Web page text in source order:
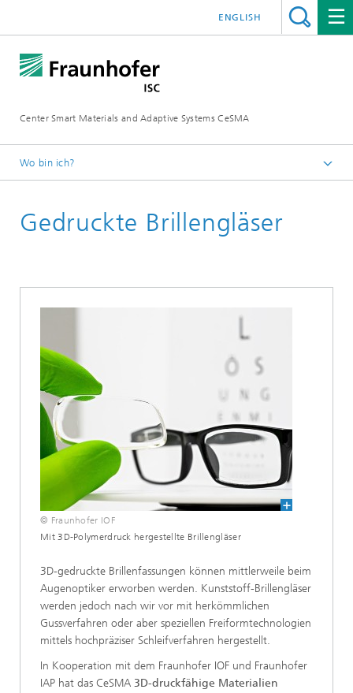
Center Smart Materials and Adaptive Systems CeSMA
ENGLISH
Wo bin ich?
Anwendungen
Gedruckte Brillengläser
© Fraunhofer IOF
Mit 3D-Polymerdruck hergestellte Brillengläser
3D-gedruckte Brillenfassungen können mittlerweile beim
Augenoptiker erworben werden. Kunststoff-Brillengläser
werden jedoch nach wir vor mit herkömmlichen
Gussverfahren oder aber speziellen Freiformtechnologien
mittels hochpräziser Schleifverfahren hergestellt.
In Kooperation mit dem Fraunhofer IOF und Fraunhofer
IAP hat das CeSMA 3D-druckfähige Materialien